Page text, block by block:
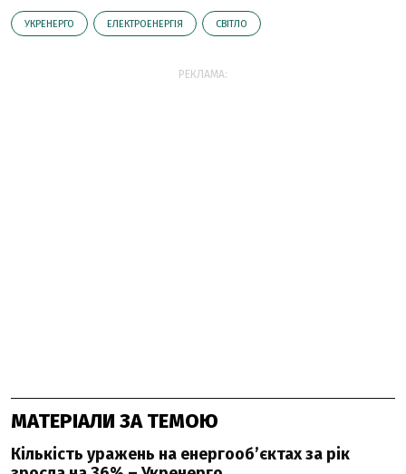
УКРЕНЕРГО ЕЛЕКТРОЕНЕРГІЯ СВІТЛО
РЕКЛАМА:
МАТЕРІАЛИ ЗА ТЕМОЮ
Кількість уражень на енергооб’єктах за рік